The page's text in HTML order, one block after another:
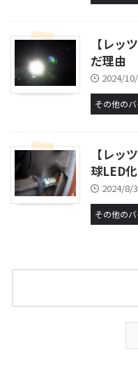
【レッ
だ理由
2024/
その他のバ
【レッ
球LED化
2024/8/
その他のバ